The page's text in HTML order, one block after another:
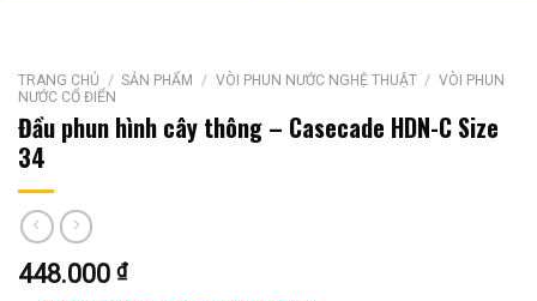
TRANG CHỦ / SẢN PHẨM / VÒI PHUN NƯỚC NGHỆ THUẬT / VÒI PHUN
NƯỚC CỔ ĐIỂN
Đầu phun hình cây thông – Casecade HDN-C Size
34
448.000 ₫